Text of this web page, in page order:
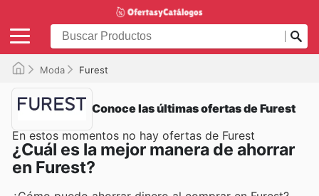
Moda Furest
Conoce las últimas ofertas de Furest
En estos momentos no hay ofertas de Furest
¿Cuál es la mejor manera de ahorrar
en Furest?